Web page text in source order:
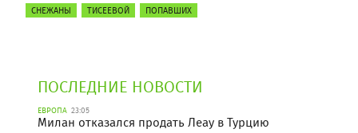
СНЕЖАНЫ
ТИСЕЕВОЙ ПОПАВШИХ
ПОСЛЕДНИЕ НОВОСТИ
ЕВРОПА 23:05
Милан отказался продать Леау в Турцию